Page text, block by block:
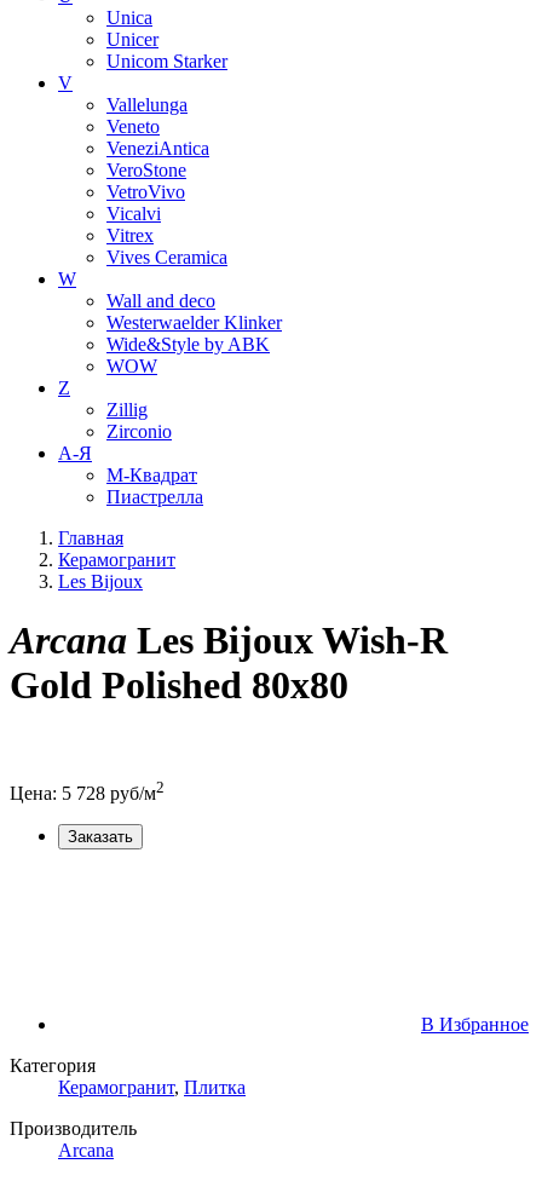
Unica
Unicer
Unicom Starker
V
Vallelunga
Veneto
VeneziAntica
VeroStone
VetroVivo
Vicalvi
Vitrex
Vives Ceramica
W
Wall and deco
Westerwaelder Klinker
Wide&Style by ABK
WOW
Z
Zillig
Zirconio
А-Я
М-Квадрат
Пиастрелла
Главная
Керамогранит
Les Bijoux
Arcana Les Bijoux Wish-R
Gold Polished 80x80
Цена: 5 728 руб/м2
Заказать
В Избранное
Категория
Керамогранит, Плитка
Производитель
Arcana